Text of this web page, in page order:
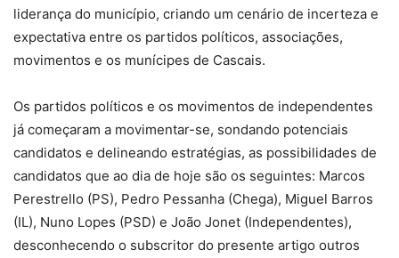
liderança do município, criando um cenário de incerteza e
expectativa entre os partidos políticos, associações,
movimentos e os munícipes de Cascais.
Os partidos políticos e os movimentos de independentes
já começaram a movimentar-se, sondando potenciais
candidatos e delineando estratégias, as possibilidades de
candidatos que ao dia de hoje são os seguintes: Marcos
Perestrello (PS), Pedro Pessanha (Chega), Miguel Barros
(IL), Nuno Lopes (PSD) e João Jonet (Independentes),
desconhecendo o subscritor do presente artigo outros